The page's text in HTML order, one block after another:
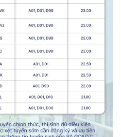
English
hình Việt Nam